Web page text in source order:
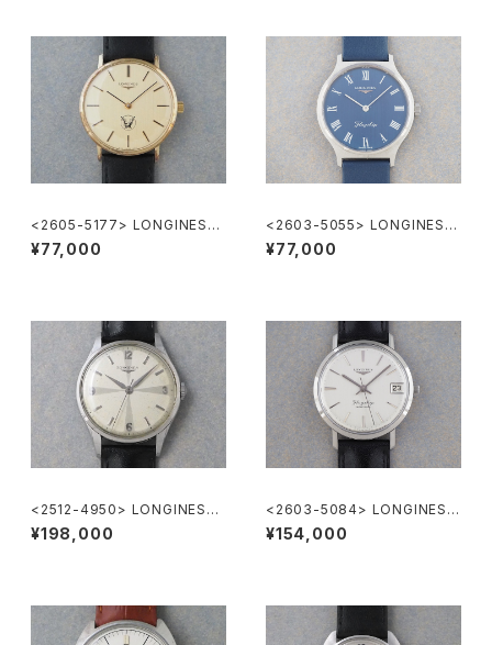
<2605-5177> LONGINES
”大正製薬”
¥77,000
<2603-5055> LONGINES F
lagship
¥77,000
<2512-4950> LONGINES
"Cal.12.68.ZS"
¥198,000
<2603-5084> LONGINES F
lagShip Cal.345
¥154,000